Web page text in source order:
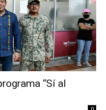
“Sí al